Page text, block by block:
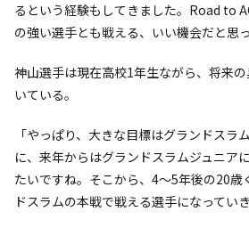
るという経験もしてきました。Road to
の強い選手とも戦える、いい機会だと思っ
神山選手は現在高校1年生ながら、将来
いている。
「やっぱり、大きな目標はグランドスラ
に、来年からはグランドスラムジュニア
たいですね。そこから、4〜5年後の20歳
ドスラムの本戦で戦える選手になってい